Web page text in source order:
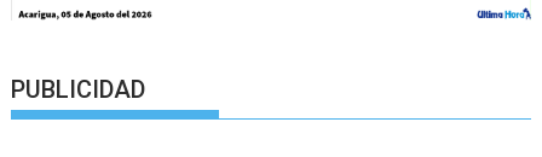
PUBLICIDAD